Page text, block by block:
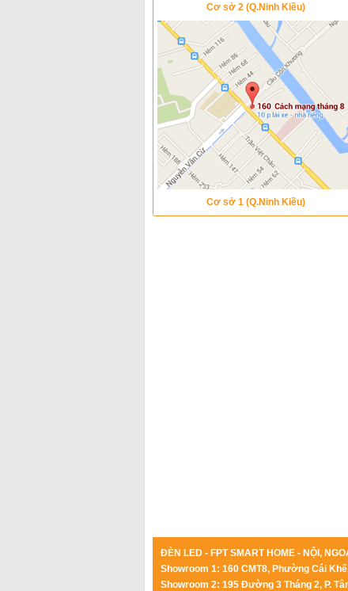
Cơ sở 2 (Q.Ninh Kiều)
Cơ sở 1 (Q.Ninh Kiều)
ĐÈN LED - FPT SMART HOME - NỘI,
Showroom 1: 160 CMT8, Phường Cái
Showroom 2: 195 Đường 3 Tháng 2, P.